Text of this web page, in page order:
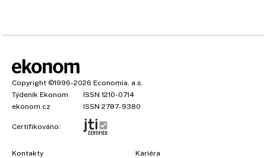
Copyright ©1996-2026 Economia, a.s.
Týdeník Ekonom
ISSN 1210-0714
ekonom.cz
ISSN 2787-9380
Certifikováno:
Kontakty Kariéra